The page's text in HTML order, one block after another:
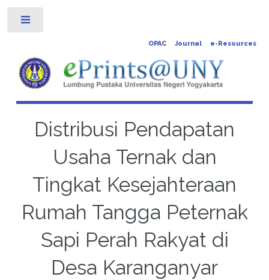
OPAC Journal e-Resources
Distribusi Pendapatan
Usaha Ternak dan
Tingkat Kesejahteraan
Rumah Tangga Peternak
Sapi Perah Rakyat di
Desa Karanganyar